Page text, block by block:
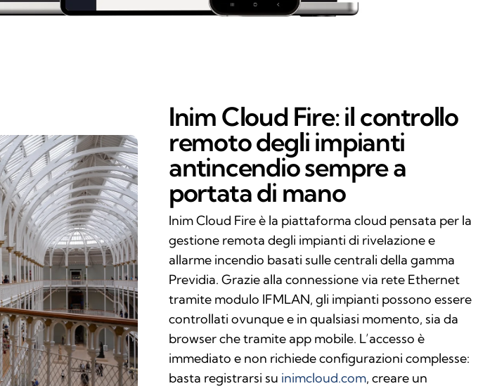
Inim Cloud Fire: il controllo
remoto degli impianti
antincendio sempre a
portata di mano
Inim Cloud Fire è la piattaforma cloud pensata per la
gestione remota degli impianti di rivelazione e
allarme incendio basati sulle centrali della gamma
Previdia. Grazie alla connessione via rete Ethernet
tramite modulo IFMLAN, gli impianti possono essere
controllati ovunque e in qualsiasi momento, sia da
browser che tramite app mobile. L’accesso è
immediato e non richiede configurazioni complesse:
basta registrarsi su inimcloud.com, creare un